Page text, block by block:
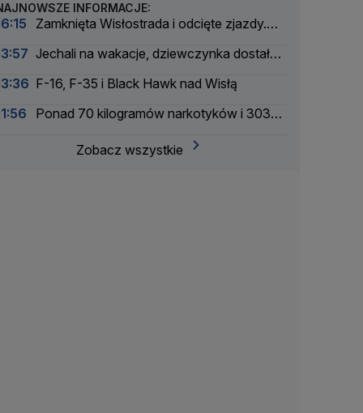
INFORMACJE:
Zamknięta Wisłostrada i odcięte zjazdy.
Jechali na wakacje, dziewczynka dostała
F-16, F-35 i Black Hawk nad Wisłą
Ponad 70 kilogramów narkotyków i 303
Zobacz wszystkie